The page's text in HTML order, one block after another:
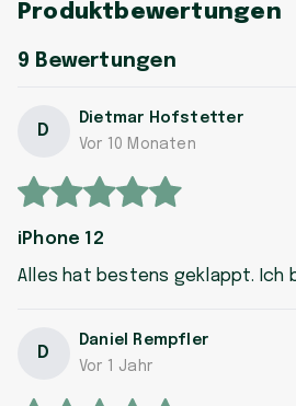
Produktbewertungen
9 Bewertungen
D
Dietmar Hofstetter
Vor 10 Monaten
iPhone 12
Alles hat bestens geklappt. Ich
D
Daniel Rempfler
Vor 1 Jahr